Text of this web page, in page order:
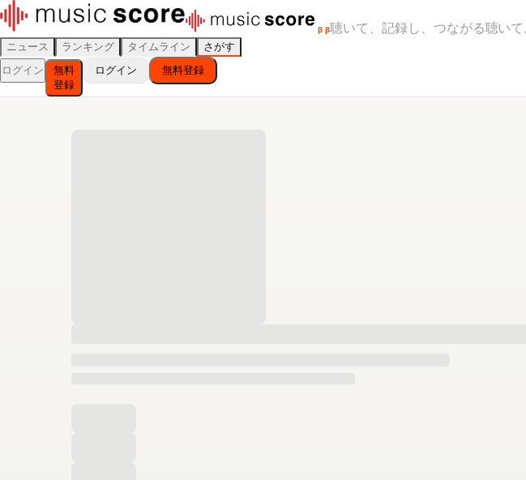
β β聴いて、記録し、つながる聴いて
ニュース ランキング タイムライン
さがす
ログイン
無料
登録
ログイン 無料登録